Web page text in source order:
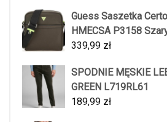
Guess Saszetka
HMECSA P3158
339,99 zł
SPODNIE MĘSKIE
GREEN L719RL61
189,99 zł